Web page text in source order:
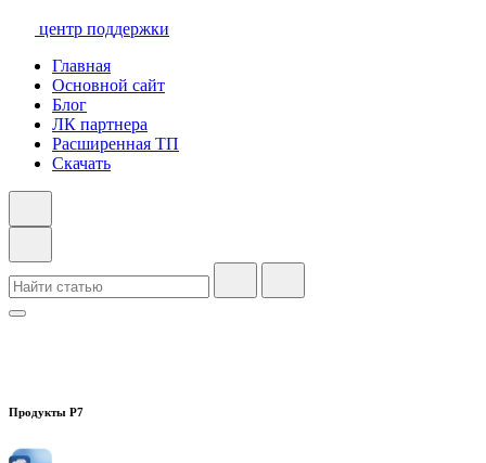
центр поддержки
Главная
Основной сайт
Блог
ЛК партнера
Расширенная ТП
Скачать
Продукты Р7